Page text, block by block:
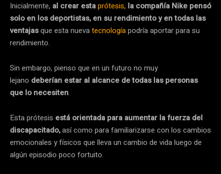
Inicialmente, al crear estaprótesis, la compañía Nike pensó
solo en los deportistas, en su rendimiento y en todas las
ventajasque esta nuevatecnologíapodría aportar para su
rendimiento.
Sin embargo, pienso que en un futuro no muy
lejano deberían estar al alcance de todas las personas
que lo necesiten.
Esta prótesis está orientada para aumentar la fuerza del
discapacitado,así como para familiarizarse con los cambios
emocionales y físicos que lleva un cambio de vida luego de
algún episodio poco fortuito.